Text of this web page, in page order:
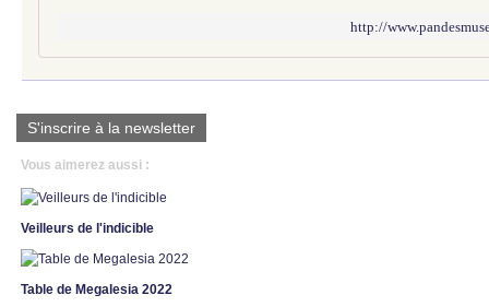
http://
S'inscrire à la newsletter
Vous aimerez aussi :
Veilleurs de l'indicible
Table de Megalesia 2022